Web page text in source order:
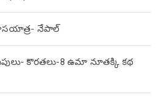
నేపాల్‌
కొరతలు-8 ఉమా నూతక్కి కథ